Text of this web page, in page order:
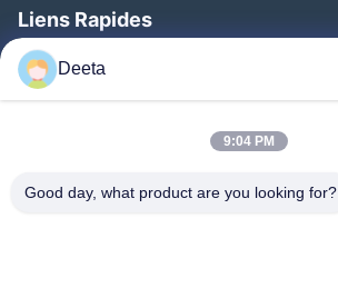
Liens Rapides
Aperçu
Produits
Visite D'usine
Deeta
9:04 PM
Good day, what product are you looking for?